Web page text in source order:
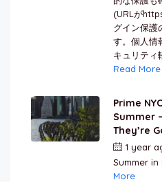
(URLが
グイン保護
す。個人情
キュリティ
Read More
Prime
Summer
They’re
1 year
Summer in
More